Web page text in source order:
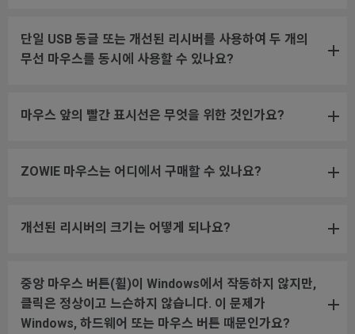
단일 USB 동글 또는 개선된 리시버를 사용하여 두 개의
무선 마우스를 동시에 사용할 수 있나요?
마우스 앞의 빨간 표시선은 무엇을 위한 것인가요?
ZOWIE 마우스는 어디에서 구매할 수 있나요?
개선된 리시버의 크기는 어떻게 되나요?
중앙 마우스 버튼(휠)이 Windows에서 작동하지 않지만,
클릭은 정상이고 느슨하지 않습니다. 이 문제가
Windows, 하드웨어 또는 마우스 버튼 때문인가요?